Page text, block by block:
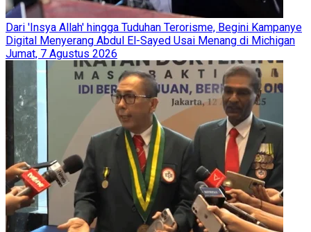
Dari 'Insya Allah' hingga Tuduhan Terorisme, Begini Kampanye
Digital Menyerang Abdul El-Sayed Usai Menang di Michigan
Jumat, 7 Agustus 2026